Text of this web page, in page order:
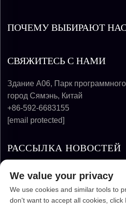
ПОЧЕМУ ВЫБИРАЮТ
СВЯЖИТЕСЬ С НАМИ
Здание A06, Парк
город Сямэнь, Китай
+86-592-6683155
[email protected]
РАССЫЛКА НОВОСТЕЙ
We value your privacy
We use cookies and similar tools to
don't want to accept all cookies, click